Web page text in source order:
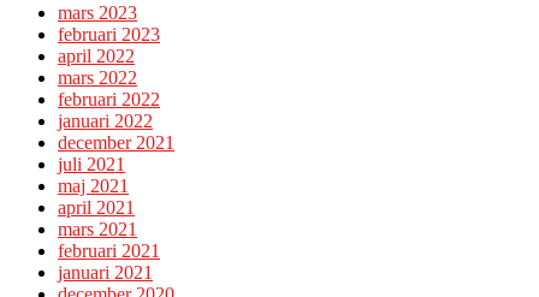
mars 2023
februari 2023
april 2022
mars 2022
februari 2022
januari 2022
december 2021
juli 2021
maj 2021
april 2021
mars 2021
februari 2021
januari 2021